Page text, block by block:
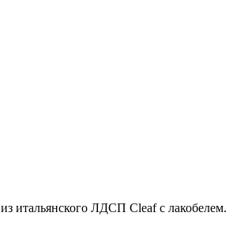
итальянского ЛДСП Cleaf с лакобелем.